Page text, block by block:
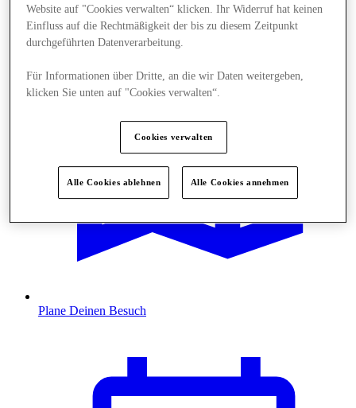
Plane Deinen Besuch
Website auf "Cookies verwalten“ klicken. Ihr Widerruf hat keinen
Einfluss auf die Rechtmäßigkeit der bis zu diesem Zeitpunkt
durchgeführten Datenverarbeitung.
Für Informationen über Dritte, an die wir Daten weitergeben,
klicken Sie unten auf "Cookies verwalten“.
Cookies verwalten
Alle Cookies ablehnen Alle Cookies annehmen